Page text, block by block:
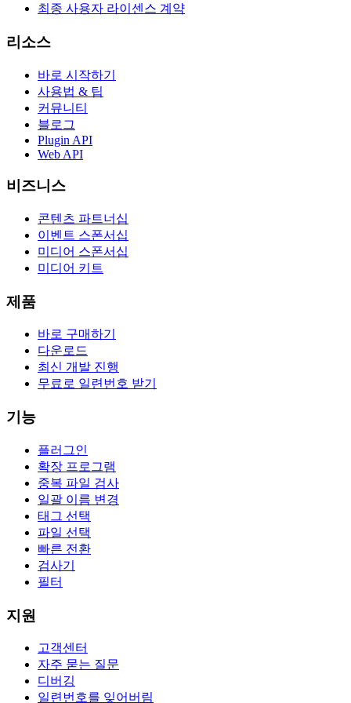
최종 사용자 라이센스 계약
리소스
바로 시작하기
사용법 & 팁
커뮤니티
블로그
Plugin API
Web API
비즈니스
콘텐츠 파트너십
이벤트 스폰서십
미디어 스폰서십
미디어 키트
제품
바로 구매하기
다운로드
최신 개발 진행
무료로 일련번호 받기
기능
플러그인
확장 프로그램
중복 파일 검사
일괄 이름 변경
태그 선택
파일 선택
빠른 전환
검사기
필터
지원
고객센터
자주 묻는 질문
디버깅
일련번호를 잊어버림